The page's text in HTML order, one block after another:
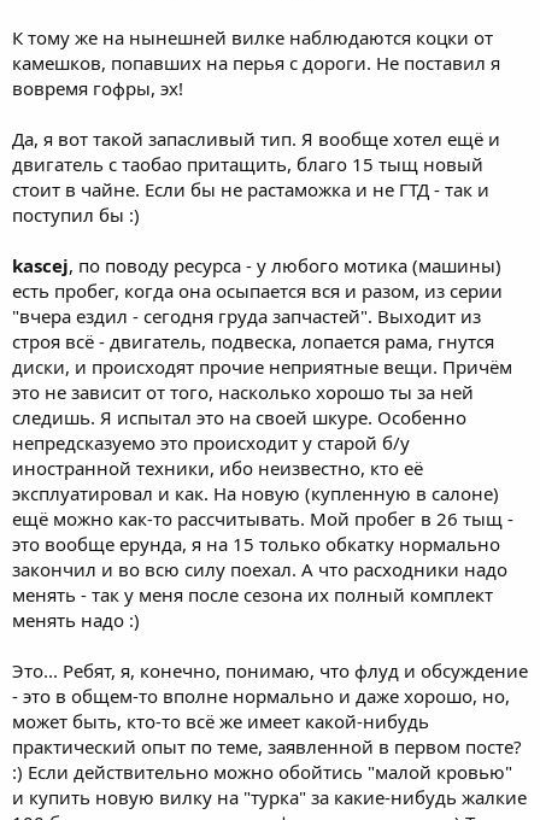
К тому же на нынешней вилке наблюдаются коцки от
камешков, попавших на перья с дороги. Не поставил я
вовремя гофры, эх!
Да, я вот такой запасливый тип. Я вообще хотел ещё и
двигатель с таобао притащить, благо 15 тыщ новый
стоит в чайне. Если бы не растаможка и не ГТД - так и
поступил бы :)
kascej, по поводу ресурса - у любого мотика (машины)
есть пробег, когда она осыпается вся и разом, из серии
"вчера ездил - сегодня груда запчастей". Выходит из
строя всё - двигатель, подвеска, лопается рама, гнутся
диски, и происходят прочие неприятные вещи. Причём
это не зависит от того, насколько хорошо ты за ней
следишь. Я испытал это на своей шкуре. Особенно
непредсказуемо это происходит у старой б/у
иностранной техники, ибо неизвестно, кто её
эксплуатировал и как. На новую (купленную в салоне)
ещё можно как-то рассчитывать. Мой пробег в 26 тыщ -
это вообще ерунда, я на 15 только обкатку нормально
закончил и во всю силу поехал. А что расходники надо
менять - так у меня после сезона их полный комплект
менять надо :)
Это... Ребят, я, конечно, понимаю, что флуд и обсуждение
- это в общем-то вполне нормально и даже хорошо, но,
может быть, кто-то всё же имеет какой-нибудь
практический опыт по теме, заявленной в первом посте?
:) Если действительно можно обойтись "малой кровью"
и купить новую вилку на "турка" за какие-нибудь жалкие